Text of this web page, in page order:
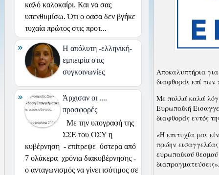
Αποκαλυπτήρια
διαφθοράς επί
Με πολλά καλά
Ευρωπαϊκή
διαφθοράς εντός
«Η επιτυχία μας
πρώην
ευρωπαϊκού θεσμού
καλό καλοκαίρι. Και να σας
υπενθυμίσω. Ότι ο οασα δεν βγήκε
τυχαία πρώτος στις προτ...
H απόλυτη -ελληνική-
εμπειρία στις
συγκοινωνίες
Άρχισαν οι ....
προσφορές
Με την υπογραφή της
ΣΣΕ του ΟΣΥ η
κυβέρνηση - επiτρεψε ύστερα από
7 ολάκερα χρόνια διακυβέρνησης -
ο ανταγωνισμός να γίνει ισότιμος σε